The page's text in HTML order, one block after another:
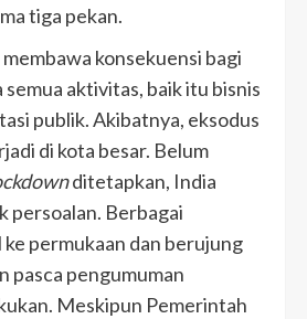
tiga pekan.
konsekuensi bagi
aktivitas, baik itu bisnis
publik. Akibatnya, eksodus
di kota besar. Belum
ditetapkan, India
persoalan. Berbagai
permukaan dan berujung
pasca pengumuman
Meskipun Pemerintah